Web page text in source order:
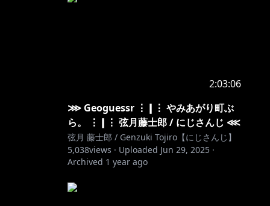
2:03:06
⋙ Geoguessr ⋮❙⋮ やみあがり町ぶ
ら。 ⋮❙⋮ 弦月藤士郎 / にじさんじ ⋘
弦月 藤士郎 / Genzuki Tojiro【にじさんじ】
5,038views · Uploaded Jun 29, 2025 ·
Archived 1 year ago